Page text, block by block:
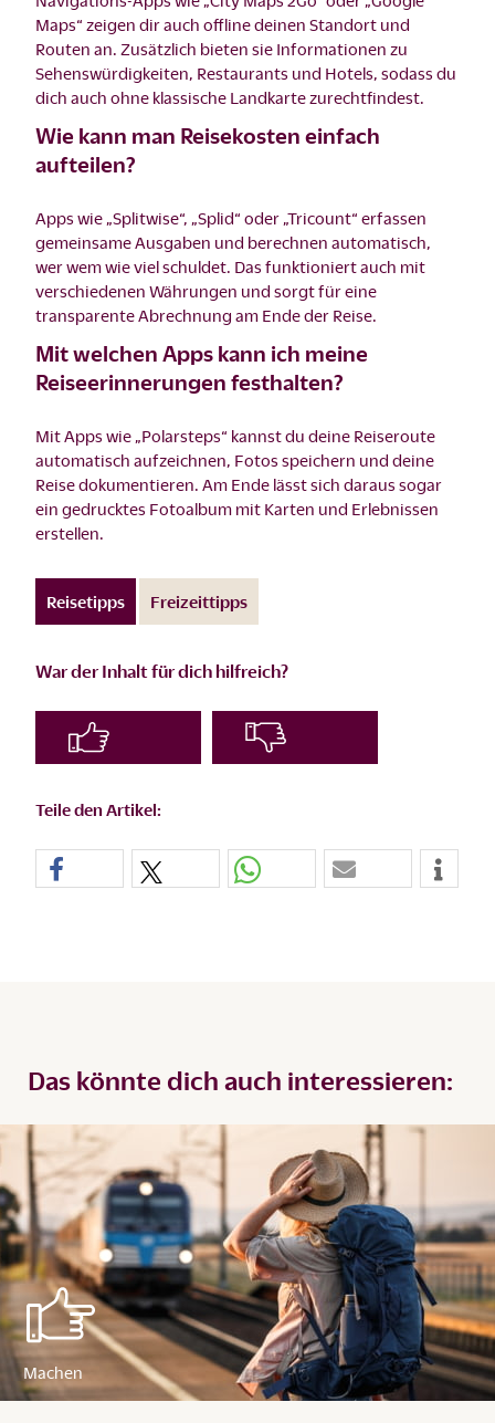
Maps“ zeigen dir auch offline deinen Standort und
Routen an. Zusätzlich bieten sie Informationen zu
Sehenswürdigkeiten, Restaurants und Hotels, sodass du
dich auch ohne klassische Landkarte zurechtfindest.
Wie kann man Reisekosten einfach
aufteilen?
Apps wie „Splitwise“, „Splid“ oder „Tricount“ erfassen
gemeinsame Ausgaben und berechnen automatisch,
wer wem wie viel schuldet. Das funktioniert auch mit
verschiedenen Währungen und sorgt für eine
transparente Abrechnung am Ende der Reise.
Mit welchen Apps kann ich meine
Reiseerinnerungen festhalten?
Mit Apps wie „Polarsteps“ kannst du deine Reiseroute
automatisch aufzeichnen, Fotos speichern und deine
Reise dokumentieren. Am Ende lässt sich daraus sogar
ein gedrucktes Fotoalbum mit Karten und Erlebnissen
erstellen.
Reisetipps Freizeittipps
War der Inhalt für dich hilfreich?
Teile den Artikel:
Das könnte dich auch interessieren: